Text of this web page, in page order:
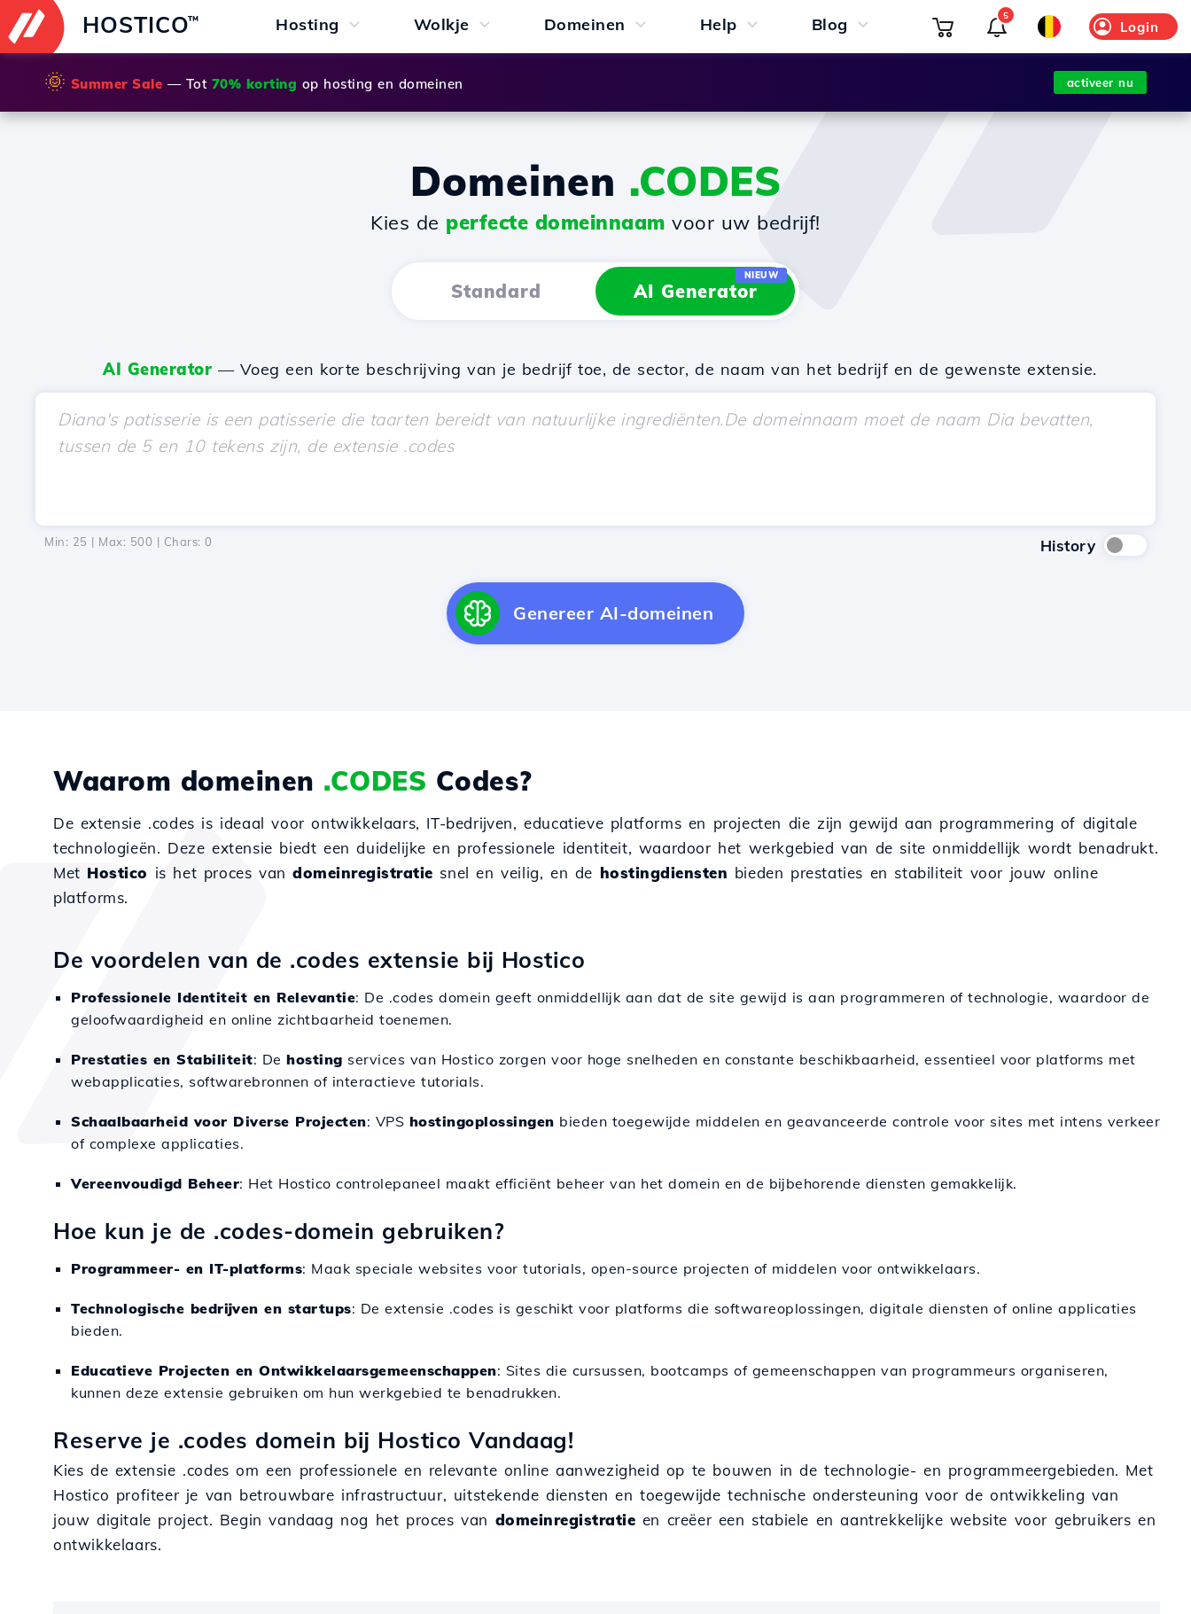
HOSTICO™ Hosting Wolkje Domeinen Help Blog Login
5
🌞 Summer Sale — Tot 70% korting op hosting en domeinen activeer nu
Domeinen .CODES
Kies de perfecte domeinnaam voor uw bedrijf!
Standard AI Generator
NIEUW
AI Generator — Voeg een korte beschrijving van je bedrijf toe, de sector, de naam van het bedrijf en de gewenste extensie.
Min: 25 | Max: 500 | Chars: 0 History
Genereer AI-domeinen
Waarom domeinen .CODES Codes?
De extensie .codes is ideaal voor ontwikkelaars, IT-bedrijven, educatieve platforms en projecten die zijn gewijd aan programmering of digitale
technologieën. Deze extensie biedt een duidelijke en professionele identiteit, waardoor het werkgebied van de site onmiddellijk wordt benadrukt.
Met Hostico is het proces vandomeinregistratie snel en veilig, en de hostingdiensten bieden prestaties en stabiliteit voor jouw online
platforms.
De voordelen van de .codes extensie bij Hostico
Professionele Identiteit en Relevantie: De .codes domein geeft onmiddellijk aan dat de site gewijd is aan programmeren of technologie, waardoor de
geloofwaardigheid en online zichtbaarheid toenemen.
Prestaties en Stabiliteit: De hosting services van Hostico zorgen voor hoge snelheden en constante beschikbaarheid, essentieel voor platforms met
webapplicaties, softwarebronnen of interactieve tutorials.
Schaalbaarheid voor Diverse Projecten: VPS hostingoplossingen bieden toegewijde middelen en geavanceerde controle voor sites met intens verkeer
of complexe applicaties.
Vereenvoudigd Beheer: Het Hostico controlepaneel maakt efficiënt beheer van het domein en de bijbehorende diensten gemakkelijk.
Hoe kun je de .codes-domein gebruiken?
Programmeer- en IT-platforms: Maak speciale websites voor tutorials, open-source projecten of middelen voor ontwikkelaars.
Technologische bedrijven en startups: De extensie .codes is geschikt voor platforms die softwareoplossingen, digitale diensten of online applicaties
bieden.
Educatieve Projecten en Ontwikkelaarsgemeenschappen: Sites die cursussen, bootcamps of gemeenschappen van programmeurs organiseren,
kunnen deze extensie gebruiken om hun werkgebied te benadrukken.
Reserve je .codes domein bij Hostico Vandaag!
Kies de extensie .codes om een professionele en relevante online aanwezigheid op te bouwen in de technologie- en programmeergebieden. Met
Hostico profiteer je van betrouwbare infrastructuur, uitstekende diensten en toegewijde technische ondersteuning voor de ontwikkeling van
jouw digitale project. Begin vandaag nog het proces van domeinregistratie en creëer een stabiele en aantrekkelijke website voor gebruikers en
ontwikkelaars.